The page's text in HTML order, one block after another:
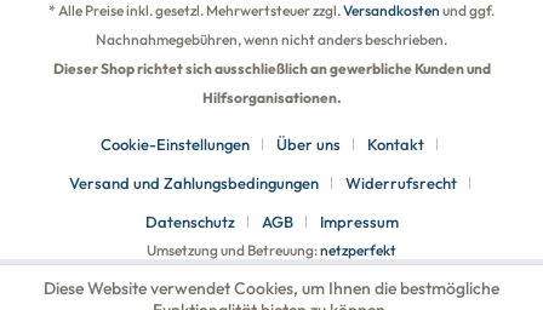
* Alle Preise inkl. gesetzl. Mehrwertsteuer zzgl.Versandkosten und ggf.
Nachnahmegebühren, wenn nicht anders beschrieben.
Dieser Shop richtet sich ausschließlich an gewerbliche Kunden und
Hilfsorganisationen.
Cookie-Einstellungen Über uns
Kontakt
Versand und Zahlungsbedingungen
Widerrufsrecht
Datenschutz
AGB Impressum
Umsetzung und Betreuung:netzperfekt
Diese Website verwendet Cookies, um Ihnen die bestmögliche